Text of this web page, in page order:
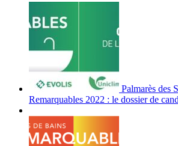
Palmarès des
Remarquables 2022 : le dossier de